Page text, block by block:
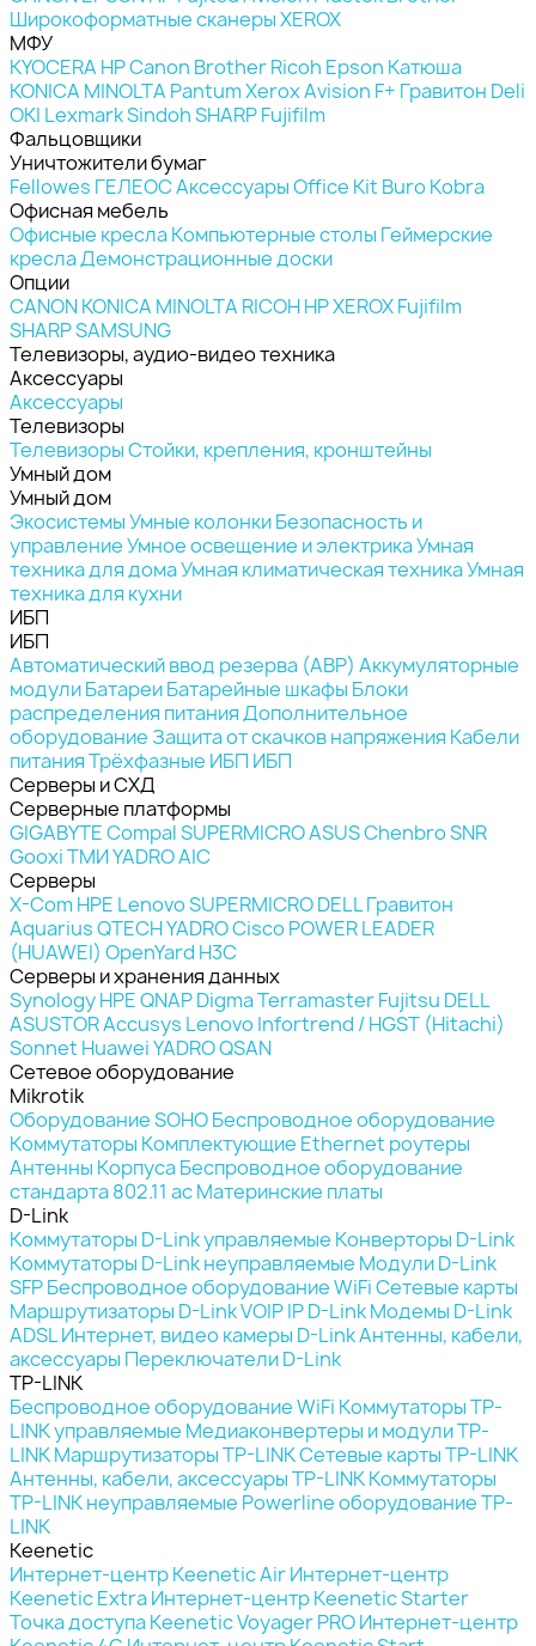
Широкоформатные сканерыXEROX
МФУ
KYOCERA HPCanon BrotherRicoh Epson Катюша
KONICA MINOLTA PantumXeroxAvision F+ Гравитон Deli
OKI LexmarkSindohSHARPFujifilm
Фальцовщики
Уничтожители бумаг
Fellowes ГЕЛЕОСАксессуарыOffice Kit BuroKobra
Офисная мебель
Офисные креслаКомпьютерные столы Геймерские
креслаДемонстрационные доски
Опции
CANONKONICA MINOLTA RICOHHPXEROXFujifilm
SHARPSAMSUNG
Телевизоры, аудио-видео техника
Аксессуары
Аксессуары
Телевизоры
ТелевизорыСтойки, крепления, кронштейны
Умный дом
Умный дом
ЭкосистемыУмные колонкиБезопасность и
управлениеУмное освещение и электрикаУмная
техника для домаУмная климатическая техникаУмная
техника для кухни
ИБП
ИБП
Автоматический ввод резерва (АВР) Аккумуляторные
модулиБатареиБатарейные шкафы Блоки
распределения питанияДополнительное
оборудованиеЗащита от скачков напряжения Кабели
питанияТрёхфазные ИБП ИБП
Серверы и СХД
Серверные платформы
GIGABYTECompalSUPERMICROASUSChenbroSNR
GooxiТМИYADROAIC
Серверы
X-Com HPE LenovoSUPERMICRODELLГравитон
AquariusQTECHYADROCiscoPOWER LEADER
(HUAWEI) OpenYard H3C
Серверы и хранения данных
SynologyHPEQNAPDigmaTerramasterFujitsu DELL
ASUSTORAccusys LenovoInfortrend / HGST (Hitachi)
Sonnet HuaweiYADROQSAN
Сетевое оборудование
Mikrotik
Оборудование SOHOБеспроводное оборудование
Коммутаторы Комплектующие Ethernet роутеры
Антенны КорпусаБеспроводное оборудование
стандарта 802.11 асМатеринские платы
D-Link
Коммутаторы D-Link управляемые Конверторы D-Link
Коммутаторы D-Link неуправляемые Модули D-Link
SFPБеспроводное оборудование WiFiСетевые карты
Маршрутизаторы D-LinkVOIP IP D-LinkМодемы D-Link
ADSLИнтернет, видео камеры D-LinkАнтенны, кабели,
аксессуары Переключатели D-Link
TP-LINK
Беспроводное оборудование WiFi Коммутаторы TP-
LINK управляемые Медиаконвертеры и модули TP-
LINKМаршрутизаторы TP-LINKСетевые карты TP-LINK
Антенны, кабели, аксессуары TP-LINKКоммутаторы
TP-LINK неуправляемые Powerline оборудование TP-
LINK
Keenetic
Интернет-центр Keenetic AirИнтернет-центр
Keenetic ExtraИнтернет-центр Keenetic Starter
Точка доступа Keenetic Voyager PROИнтернет-центр